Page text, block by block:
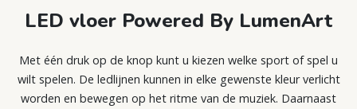
LED vloer Powered By LumenArt
Met één druk op de knop kunt u kiezen welke sport of spel u
wilt spelen. De ledlijnen kunnen in elke gewenste kleur verlicht
worden en bewegen op het ritme van de muziek. Daarnaast